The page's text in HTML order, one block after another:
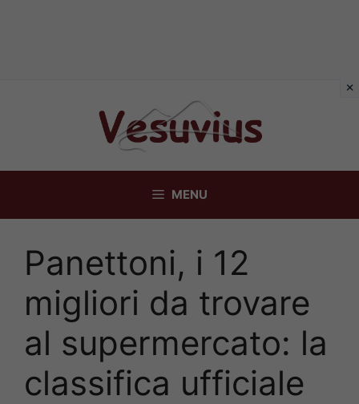
MENU
Panettoni, i 12
migliori da trovare
al supermercato: la
classifica ufficiale